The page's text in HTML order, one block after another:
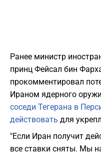
Ранее министр
принц Фейсал бин
прокомментировал
Ираном ядерного
соседи Тегерана в
действовать для
"Если Иран получит
все ставки сняты. Мы